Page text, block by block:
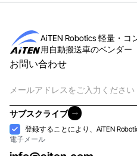
AiTEN Robotics 軽量・コ
用自動搬送車のベンダー
お問い合わせ
子
メ
ー
ル
サブスクライブ
サブスクライブ
受
け
登録することにより、AiTEN
電子メール